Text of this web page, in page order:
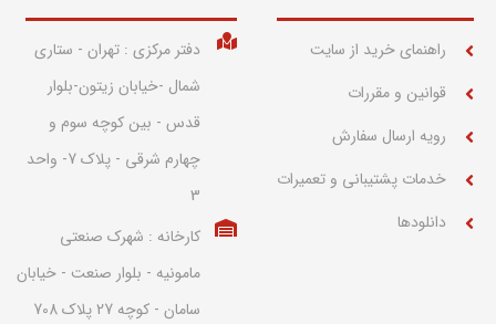
راهنمای خرید از سایت
قوانین و مقررات
رویه ارسال سفارش
خدمات پشتیبانی و تعمیرات
دانلودها
دفتر مرکزی : تهران - ستاری
شمال -خیابان زیتون-بلوار
قدس - بین کوچه سوم و
چهارم شرقی - پلاک 7- واحد
3
کارخانه : شهرک صنعتی
مامونیه - بلوار صنعت - خیابان
سامان - کوچه 27 پلاک 708